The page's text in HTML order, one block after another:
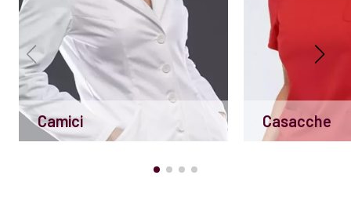
Camici Casacche